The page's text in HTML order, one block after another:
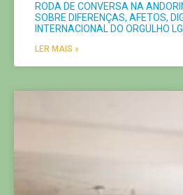
RODA DE CONVERSA NA
SOBRE DIFERENÇAS, AFETOS,
INTERNACIONAL DO ORGULHO
LER MAIS »